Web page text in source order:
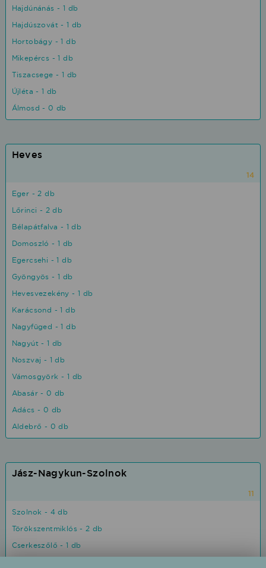
Hajdúnánás - 1 db
Hajdúszovát - 1 db
Hortobágy - 1 db
Mikepércs - 1 db
Tiszacsege - 1 db
Újléta - 1 db
Álmosd - 0 db
Heves
14
Eger - 2 db
Lőrinci - 2 db
Bélapátfalva - 1 db
Domoszló - 1 db
Egercsehi - 1 db
Gyöngyös - 1 db
Hevesvezekény - 1 db
Karácsond - 1 db
Nagyfüged - 1 db
Nagyút - 1 db
Noszvaj - 1 db
Vámosgyörk - 1 db
Abasár - 0 db
Adács - 0 db
Aldebrő - 0 db
Jász-Nagykun-Szolnok
11
Szolnok - 4 db
Törökszentmiklós - 2 db
Cserkeszőlő - 1 db